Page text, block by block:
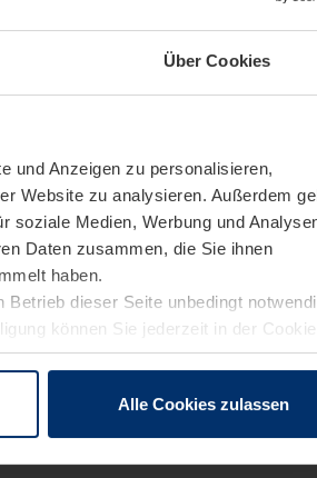
Über Cookies
und Anzeigen zu personalisieren,
Website zu analysieren. Außerdem
soziale Medien, Werbung und
Daten zusammen, die Sie ihnen
haben.
dieser Seite unbedingt
können Sie jederzeit in der Cookie-
widerrufen.
Alle Cookies zulassen